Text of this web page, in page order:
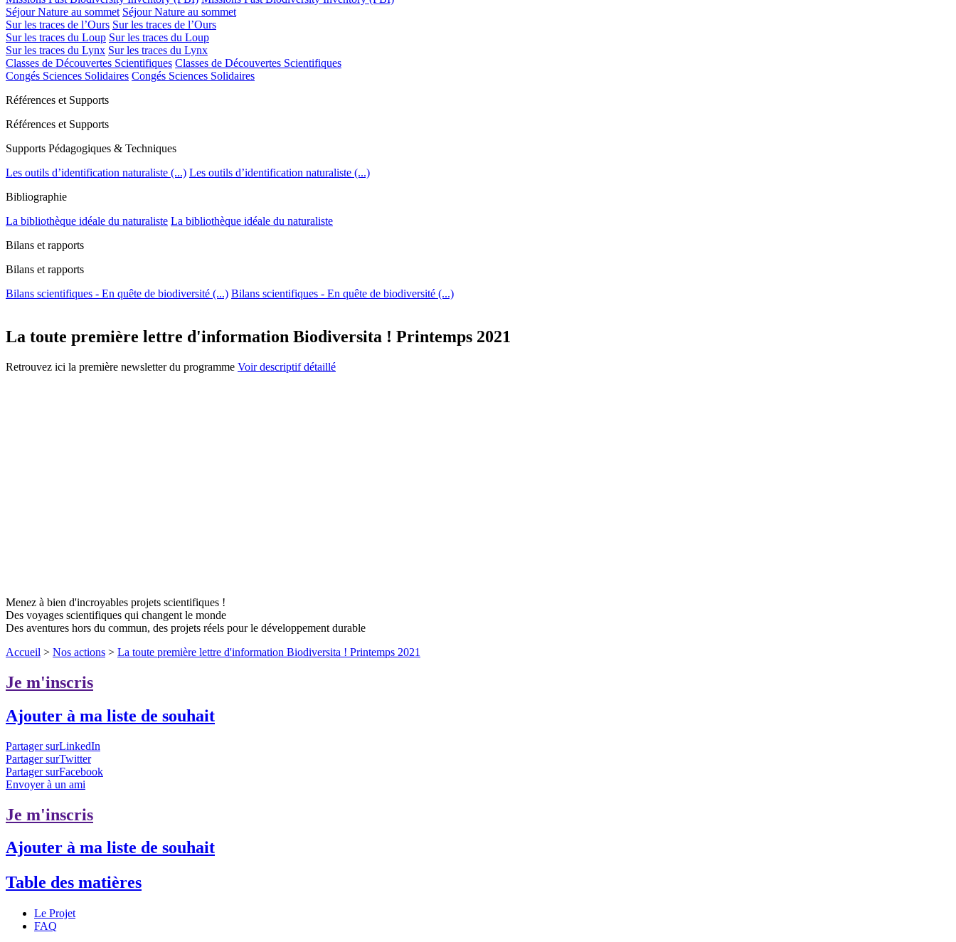
Séjour Nature au sommet Séjour Nature au sommet
Sur les traces de l’Ours Sur les traces de l’Ours
Sur les traces du Loup Sur les traces du Loup
Sur les traces du Lynx Sur les traces du Lynx
Classes de Découvertes Scientifiques Classes de Découvertes Scientifiques
Congés Sciences Solidaires Congés Sciences Solidaires
Références et Supports
Références et Supports
Supports Pédagogiques & Techniques
Les outils d’identification naturaliste (...) Les outils d’identification naturaliste (...)
Bibliographie
La bibliothèque idéale du naturaliste La bibliothèque idéale du naturaliste
Bilans et rapports
Bilans et rapports
Bilans scientifiques - En quête de biodiversité (...) Bilans scientifiques - En quête de biodiversité (...)
La toute première lettre d'information Biodiversita ! Printemps 2021
Retrouvez ici la première newsletter du programme Voir descriptif détaillé
Menez à bien d'incroyables projets scientifiques !
Des voyages scientifiques qui changent le monde
Des aventures hors du commun, des projets réels pour le développement durable
Accueil > Nos actions > La toute première lettre d'information Biodiversita ! Printemps 2021
Je m'inscris
Ajouter à ma liste de souhait
Partager surLinkedIn
Partager surTwitter
Partager surFacebook
Envoyer à un ami
Je m'inscris
Ajouter à ma liste de souhait
Table des matières
Le Projet
FAQ